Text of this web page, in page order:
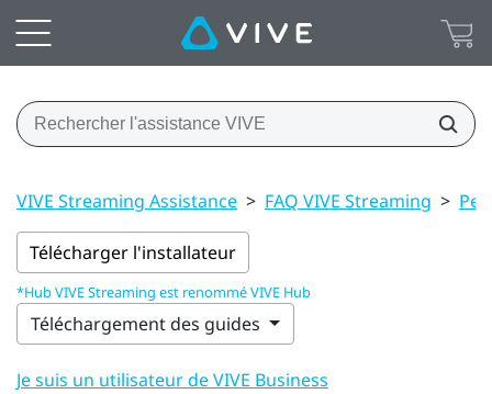
VIVE Streaming Assistance > FAQ VIVE Streaming >
Télécharger l'installateur
*Hub VIVE Streaming est renommé VIVE Hub
Téléchargement des guides
Je suis un utilisateur de VIVE Business